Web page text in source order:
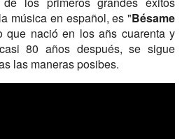
música en español, es "Bésame
que nació en los añs cuarenta y
80 años después, se sigue
las maneras posibes.